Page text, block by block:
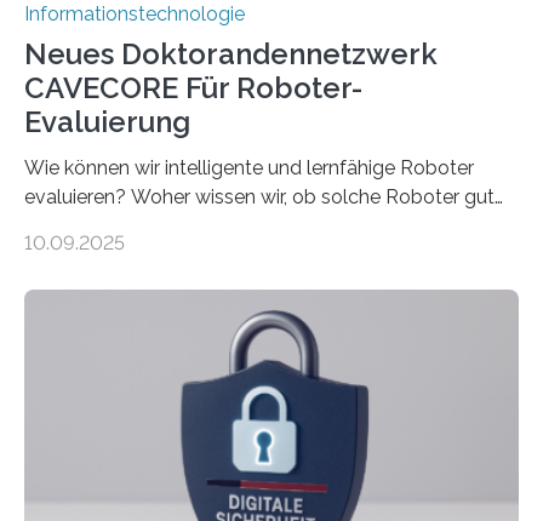
Informationstechnologie
Neues Doktorandennetzwerk
CAVECORE Für Roboter-
Evaluierung
Wie können wir intelligente und lernfähige Roboter
evaluieren? Woher wissen wir, ob solche Roboter gut
sich CAVECORE – ein neues Marie Skłodowska-Curie
koordiniert wird. Ab dem 1. September werden sich
über einen Zeitraum von vier Jahren insgesamt 15
Promovierende im Rahmen von CAVECORE mit
kognitiven Robotern beschäftigen – also mit Robotern,
die mittels Sensoren ihre Umgebung erfassen,
Informationen verarbeiten und häufig auch mit…
10.09.2025